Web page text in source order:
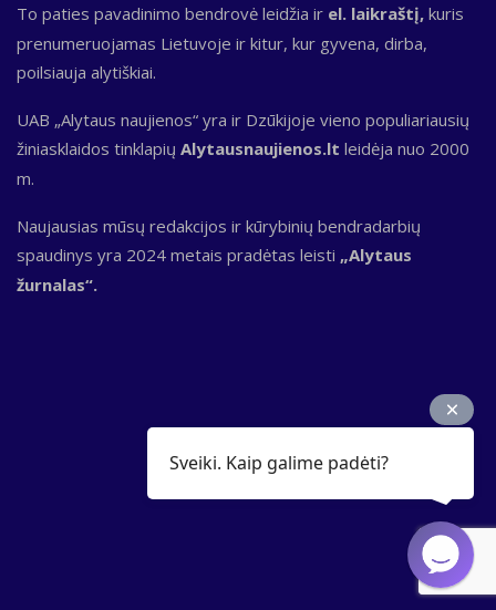
To paties pavadinimo bendrovė leidžia ir el. laikraštį, kuris
prenumeruojamas Lietuvoje ir kitur, kur gyvena, dirba,
poilsiauja alytiškiai.
UAB „Alytaus naujienos“ yra ir Dzūkijoje vieno populiariausių
žiniasklaidos tinklapių Alytausnaujienos.lt leidėja nuo 2000
m.
Naujausias mūsų redakcijos ir kūrybinių bendradarbių
spaudinys yra 2024 metais pradėtas leisti „Alytaus
žurnalas“.
Sveiki. Kaip galime padėti?